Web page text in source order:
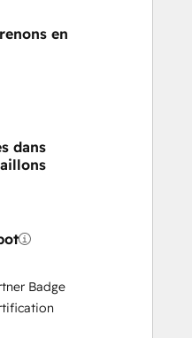
Onboarding
Onboarding
Onboarding
en
dans
Badge